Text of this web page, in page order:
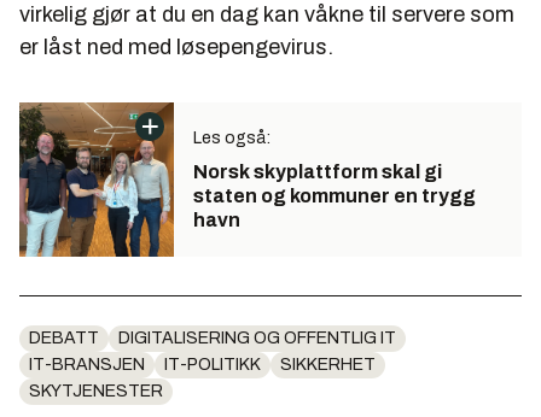
virkelig gjør at du en dag kan våkne til servere som
er låst ned med løsepengevirus.
Les også:
Norsk skyplattform skal gi
staten og kommuner en trygg
havn
DEBATT
DIGITALISERING OG OFFENTLIG IT
IT-BRANSJEN
IT-POLITIKK
SIKKERHET
SKYTJENESTER